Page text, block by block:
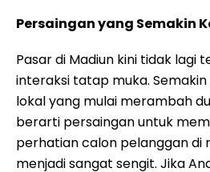
Persaingan yang Semakin
Pasar di Madiun kini tidak lagi
interaksi tatap muka.
lokal yang mulai merambah
berarti persaingan untuk
perhatian calon pelanggan di
menjadi sangat sengit. Jika